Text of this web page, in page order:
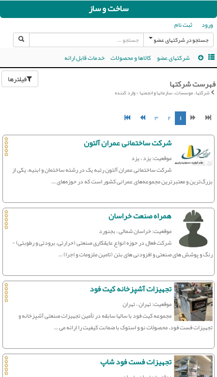
ساخت و ساز
ورود ثبت نام
جستجو در شرکتهای عضو
شرکتهای عضو کالاها و محصولات خدمات قابل ارائه
فیلترها فهرست شرکتها
شرکتها، موسسات، سازمانها و انجمنها > وارد کننده
۱ ۲ ۳
شرکت ساختمانی عمران آلتون
موقعیت: یزد ، یزد
شرکت ساختمانی عمران آلتون رتبه یک در رشته ساختمان و ابنیه، یکی از
بزرگ‌ترین و معتبرترین مجموعه‌های عمرانی کشور است که در حوزه‌های ...
همراه صنعت خراسان
موقعیت: خراسان شمالی ، بجنورد
شرکت فعال در حوزه انواع عایقکاری صنعتی (حرارتی، برودتی و رطوبتی) -
رنگ و پوشش های صنعتی و افزودنی های بتن (تامین ملزومات و اجرا) ...
تجهیزات آشپزخانه کیت فود
موقعیت: تهران ، تهران
مجموعه کیت فود با سالها سابقه در تأمین تجهیزات صنعتی آشپزخانه و
تجهیزات فست فود، محصولات نو و استوک با ضمانت کیفیت را ارائه می‌ ...
تجهیزات فست فود شاپ